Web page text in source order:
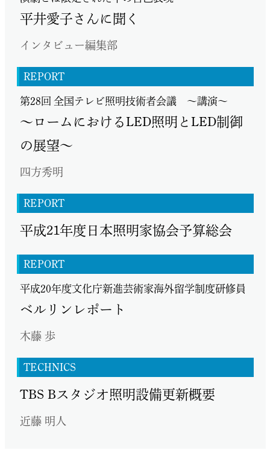
平井愛子さんに聞く
インタビュー編集部
REPORT
第28回 全国テレビ照明技術者会議 ～講演～
～ロームにおけるLED照明とLED制御
の展望～
四方秀明
REPORT
平成21年度日本照明家協会予算総会
REPORT
平成20年度文化庁新進芸術家海外留学制度研修員
ベルリンレポート
木藤 歩
TECHNICS
TBS Bスタジオ照明設備更新概要
近藤 明人